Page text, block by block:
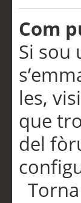
Com
Si sou
les,
que
del
Torna